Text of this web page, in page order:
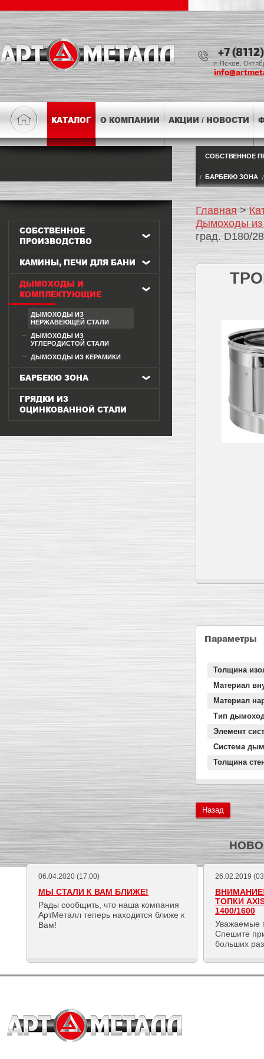
+7
г. Псков,
КАТАЛОГ О КОМПАНИИ АКЦИИ / НОВОСТИ
СОБСТВЕННОЕ
БАРБЕКЮ ЗОНА
Главная>
Дымоходы
град. D180/
Параметры
Толщина
Материал
Материал
Тип
Элемент
Система
Толщина
Назад
СОБСТВЕННОЕ
ПРОИЗВОДСТВО
КАМИНЫ, ПЕЧИ ДЛЯ БАНИ
ДЫМОХОДЫ И
КОМПЛЕКТУЮЩИЕ
ДЫМОХОДЫ ИЗ
НЕРЖАВЕЮЩЕЙ СТАЛИ
ДЫМОХОДЫ ИЗ
УГЛЕРОДИСТОЙ СТАЛИ
ДЫМОХОДЫ ИЗ КЕРАМИКИ
БАРБЕКЮ ЗОНА
ГРЯДКИ ИЗ
ОЦИНКОВАННОЙ СТАЛИ
06.04.2020 (17:00)
МЫ СТАЛИ К ВАМ БЛИЖЕ!
Рады сообщить, что наша компания
АртМеталл теперь находится ближе к
Вам!
26.02.2019
ТОПКИ
1400/1600
Уважаемые
Спешите
больших